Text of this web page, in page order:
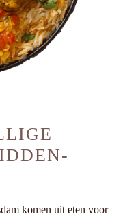
komen uit eten voor